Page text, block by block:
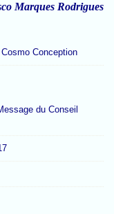
Marques Rodrigues
Conception
du Conseil